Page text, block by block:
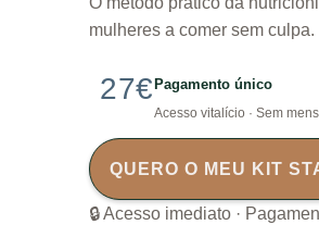
mulheres a comer sem
27€ Pagamento único
Acesso vitalício · Sem
QUERO O MEU KIT
🔒 Acesso imediato ·